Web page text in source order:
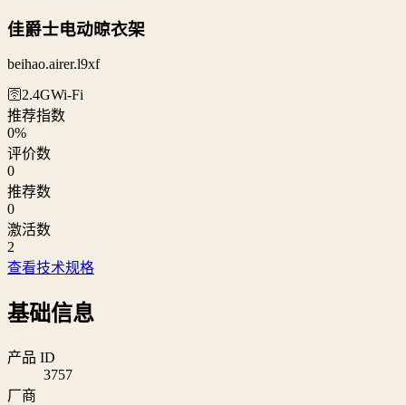
佳爵士电动晾衣架
beihao.airer.l9xf
🛜2.4GWi‑Fi
推荐指数
0%
评价数
0
推荐数
0
激活数
2
查看技术规格
基础信息
产品 ID
3757
厂商